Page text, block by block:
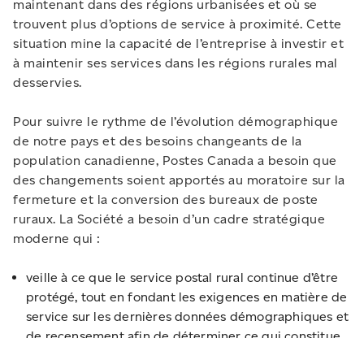
maintenant dans des régions urbanisées et où se
trouvent plus d’options de service à proximité. Cette
situation mine la capacité de l’entreprise à investir et
à maintenir ses services dans les régions rurales mal
desservies.
Pour suivre le rythme de l’évolution démographique
de notre pays et des besoins changeants de la
population canadienne, Postes Canada a besoin que
des changements soient apportés au moratoire sur la
fermeture et la conversion des bureaux de poste
ruraux. La Société a besoin d’un cadre stratégique
moderne qui :
veille à ce que le service postal rural continue d’être
protégé, tout en fondant les exigences en matière de
service sur les dernières données démographiques et